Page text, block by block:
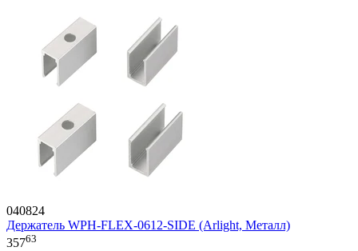
040824
Держатель WPH-FLEX-0612-SIDE (Arlight, Металл)
35763